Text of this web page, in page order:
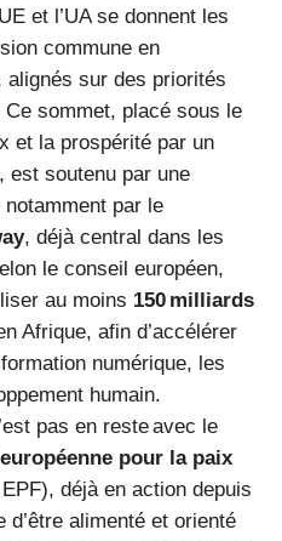
et l’UA se donnent les
commune en
sur des priorités
sommet, placé sous le
et la prospérité par un
est soutenu par une
par le
, déjà central dans les
le conseil européen,
au moins 150 milliards
Afrique, afin d’accélérer
numérique, les
humain.
pas en reste avec le
pour la paix
déjà en action depuis
alimenté et orienté